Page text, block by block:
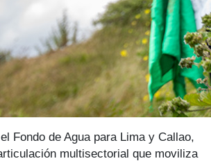
Fondo de Agua para Lima y Callao,
multisectorial que moviliza